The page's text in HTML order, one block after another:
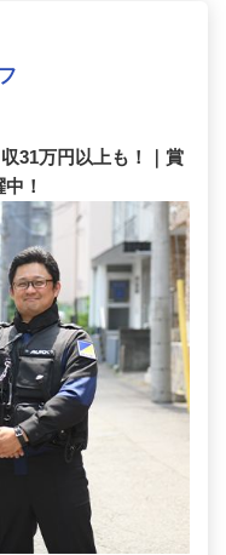
31万円以上も！｜賞
！